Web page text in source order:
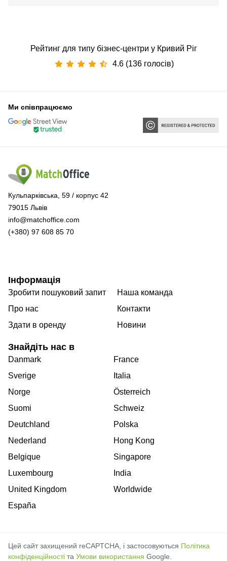
Рейтинг для типу бізнес-центри у Кривий Ріг
4.6 (136 голосів)
Ми співпрацюємо
Кульпарківська, 59 / корпус 42
79015 Львів
info@matchoffice.com
(+380) 97 608 85 70
Інформація
Зробити пошуковий запит
Про нас
Здати в оренду
Наша команда
Контакти
Новини
Знайдіть нас в
Danmark
Sverige
Norge
Suomi
Deutchland
Nederland
Belgique
Luxembourg
United Kingdom
España
France
Italia
Österreich
Schweiz
Polska
Hong Kong
Singapore
India
Worldwide
Цей сайт захищений reCAPTCHA, і застосовуються Політика
конфіденційності та Умови використання Google.